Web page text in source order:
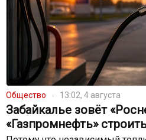
Общество 13:02, 4 августа
Забайкалье зовёт
«Газпромнефть»